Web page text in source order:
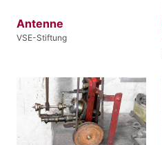
Antenne
VSE-Stiftung